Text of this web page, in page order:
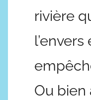
rivière
l’envers
Ou bien